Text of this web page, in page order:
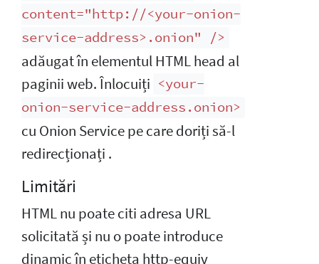
content="http://<your-onion-
service-address>.onion" />
adăugat în elementul HTML head al
paginii web. Înlocuiți <your-
onion-service-address.onion>
cu Onion Service pe care doriți să-l
redirecționați .
Limitări
HTML nu poate citi adresa URL
solicitată și nu o poate introduce
dinamic în eticheta http-equiv